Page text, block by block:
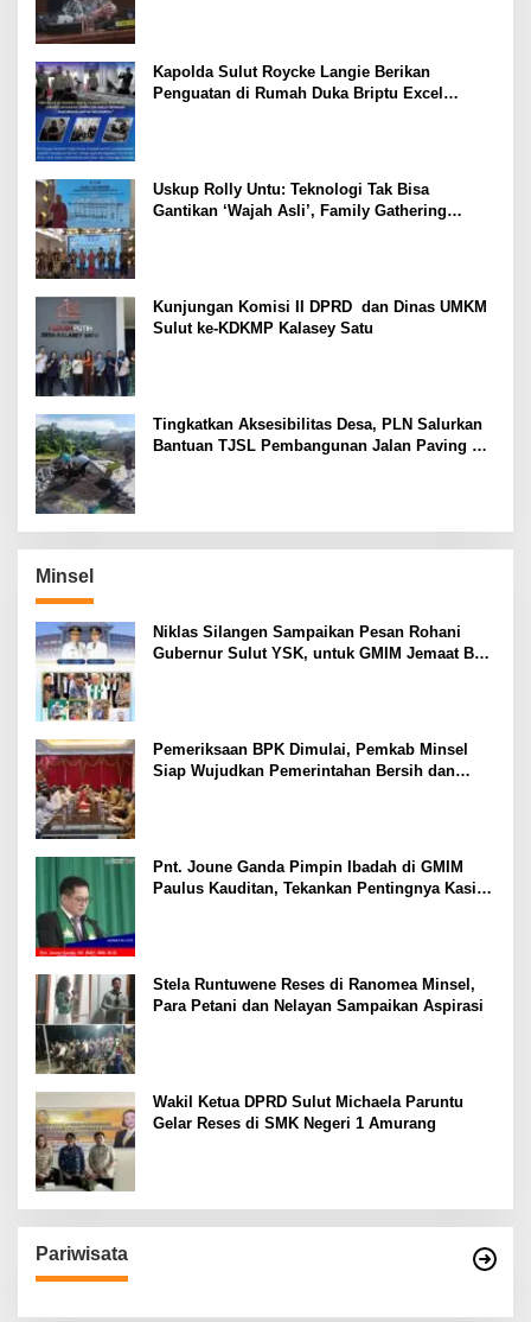
Kapolda Sulut Roycke Langie Berikan
Penguatan di Rumah Duka Briptu Excel
Uskup Rolly Untu: Teknologi Tak Bisa
Gantikan ‘Wajah Asli’, Family Gathering
Kunjungan Komisi II DPRD dan Dinas UMKM
Sulut ke-KDKMP Kalasey Satu
Tingkatkan Aksesibilitas Desa, PLN Salurkan
Bantuan TJSL Pembangunan Jalan Paving di
Minsel
Niklas Silangen Sampaikan Pesan Rohani
Gubernur Sulut YSK, untuk GMIM Jemaat Bait
Pemeriksaan BPK Dimulai, Pemkab Minsel
Siap Wujudkan Pemerintahan Bersih dan
Pnt. Joune Ganda Pimpin Ibadah di GMIM
Paulus Kauditan, Tekankan Pentingnya Kasih
Stela Runtuwene Reses di Ranomea Minsel,
Para Petani dan Nelayan Sampaikan Aspirasi
Wakil Ketua DPRD Sulut Michaela Paruntu
Gelar Reses di SMK Negeri 1 Amurang
Pariwisata